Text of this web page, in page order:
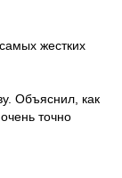
жестких
Объяснил, как
точно